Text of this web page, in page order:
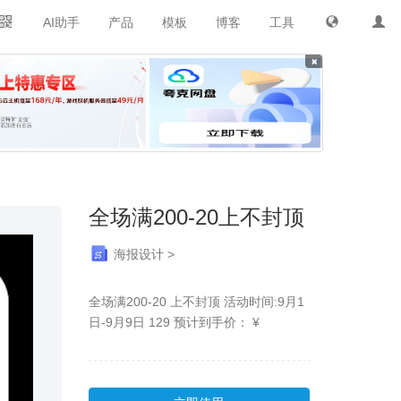
工具
博客
模板
产品
AI助手
×
全场满200-20上不封顶
海报设计 >
全场满200-20 上不封顶 活动时间:9月1
日-9月9日 129 预计到手价： ¥